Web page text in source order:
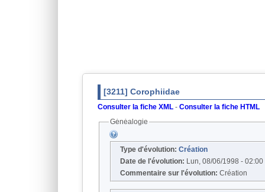
[3211] Corophiidae
Consulter la fiche XML - Consulter la fiche HTML
Généalogie
Type d'évolution: Création
Date de l'évolution: Lun, 08/06/1998 - 02:00
Commentaire sur l'évolution: Création